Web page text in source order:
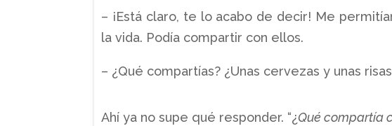
– ¡Está claro, te lo acabo de decir! Me
la vida. Podía compartir con ellos.
– ¿Qué compartías? ¿Unas cervezas y unas
Ahí ya no supe qué responder. “¿Qué compartía